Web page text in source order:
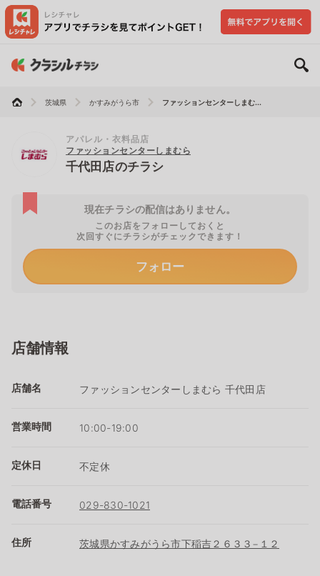
茨城県 かすみがうら市 ファッションセンターしまむ...
アパレル・衣料品店
ファッションセンターしまむら
千代田店のチラシ
現在チラシの配信はありません。
このお店をフォローしておくと
次回すぐにチラシがチェックできます！
フォロー
店舗情報
店舗名 ファッションセンターしまむら 千代田店
営業時間 10:00-19:00
定休日 不定休
電話番号 029-830-1021
住所 茨城県かすみがうら市下稲吉２６３３−１２